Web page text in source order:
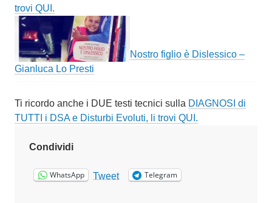
trovi QUI.
Nostro figlio è Dislessico –
Gianluca Lo Presti
Ti ricordo anche i DUE testi tecnici sulla DIAGNOSI di
TUTTI i DSA e Disturbi Evoluti, li trovi QUI.
Condividi
WhatsApp Tweet Telegram